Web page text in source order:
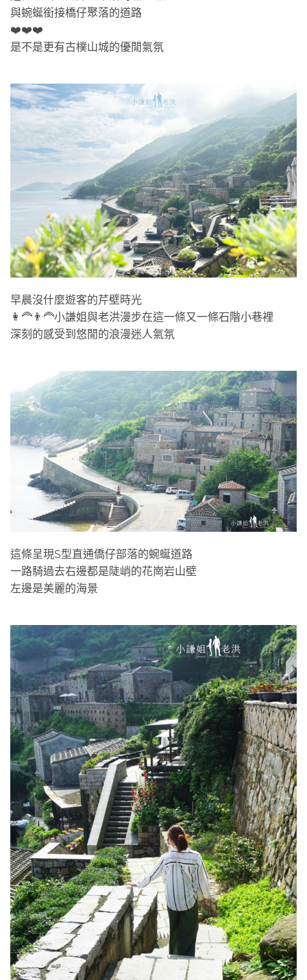
與蜿蜒銜接橋仔聚落的道路
❤️❤️❤️
是不是更有古樸山城的優閒氣氛
早晨沒什麼遊客的芹壁時光
👩‍🦰👨‍🦰小謙姐與老洪漫步在這一條又一條石階小巷裡
深刻的感受到悠閒的浪漫迷人氣氛
這條呈現S型直通僑仔部落的蜿蜒道路
一路騎過去右邊都是陡峭的花崗岩山壁
左邊是美麗的海景